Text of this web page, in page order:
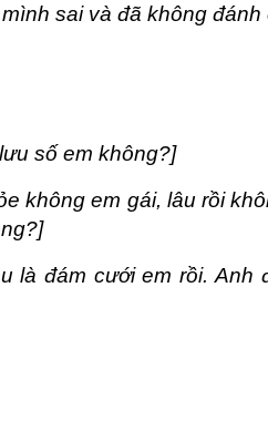
sai và đã không đánh
số em không?]
em gái, lâu rồi
cưới em rồi. Anh